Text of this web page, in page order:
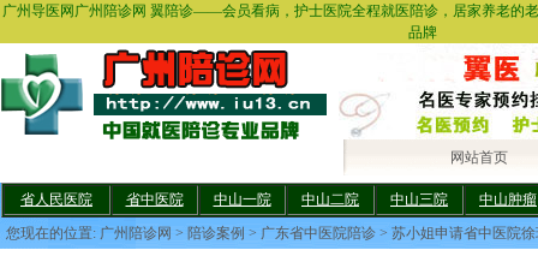
广州导医网广州陪诊网 翼陪诊——会员看病，护士医院全程就医陪诊，居家养老的
品牌
网站首页
省人民医院 省中医院 中山一院 中山二院 中山三院
中山肿瘤
您现在的位置: 广州陪诊网 > 陪诊案例 > 广东省中医院陪诊 > 苏小姐申请省中医院